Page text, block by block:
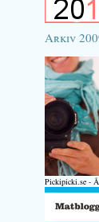
Arkiv
Pickipicki.se -